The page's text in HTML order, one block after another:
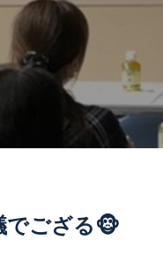
でござる🐵